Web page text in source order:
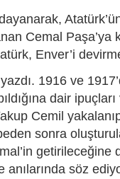
Cemal Paşa’ya
Enver’i
1916 ve
dair
Cemil
sonra
getirileceğine
anılarında söz